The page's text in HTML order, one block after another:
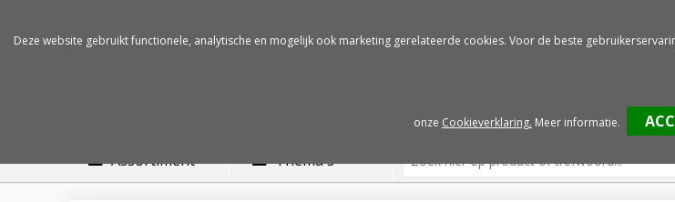
Assortiment Thema's
Deze website gebruikt functionele, analytische en mogelijk ook marketing gerelateerde cookies. Voor de beste
onze Cookieverklaring. Meer informatie.